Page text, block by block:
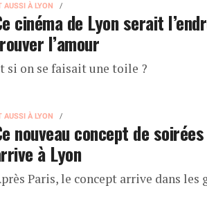
AUSSI À LYON
cinéma de Lyon serait
l’amour
si on se faisait une toile ?
AUSSI À LYON
nouveau concept de
à Lyon
Paris, le concept arrive dans les